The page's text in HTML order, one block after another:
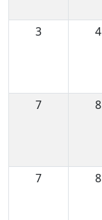
3
4
7
8
7
8